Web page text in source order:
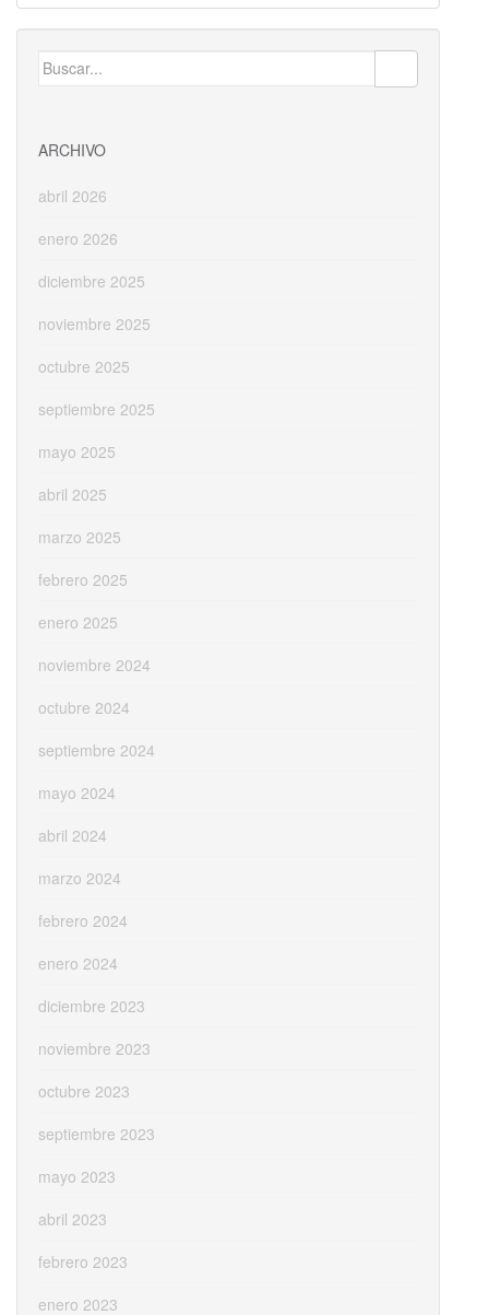
Buscar:
ARCHIVO
abril 2026
enero 2026
diciembre 2025
noviembre 2025
octubre 2025
septiembre 2025
mayo 2025
abril 2025
marzo 2025
febrero 2025
enero 2025
noviembre 2024
octubre 2024
septiembre 2024
mayo 2024
abril 2024
marzo 2024
febrero 2024
enero 2024
diciembre 2023
noviembre 2023
octubre 2023
septiembre 2023
mayo 2023
abril 2023
febrero 2023
enero 2023